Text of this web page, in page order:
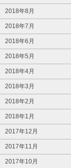
2018年8月
2018年7月
2018年6月
2018年5月
2018年4月
2018年3月
2018年2月
2018年1月
2017年12月
2017年11月
2017年10月